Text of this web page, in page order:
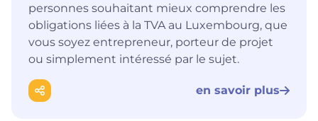
personnes souhaitant mieux comprendre les
obligations liées à la TVA au Luxembourg, que
vous soyez entrepreneur, porteur de projet
ou simplement intéressé par le sujet.
en savoir plus